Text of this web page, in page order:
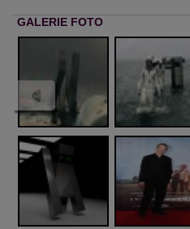
GALERIE FOTO